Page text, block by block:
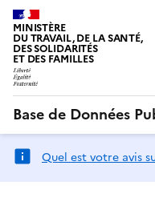
MINISTÈRE
DU TRAVAIL, DE LA SANTÉ,
DES SOLIDARITÉS
ET DES FAMILLES
Base de Données
Quel est votre avis